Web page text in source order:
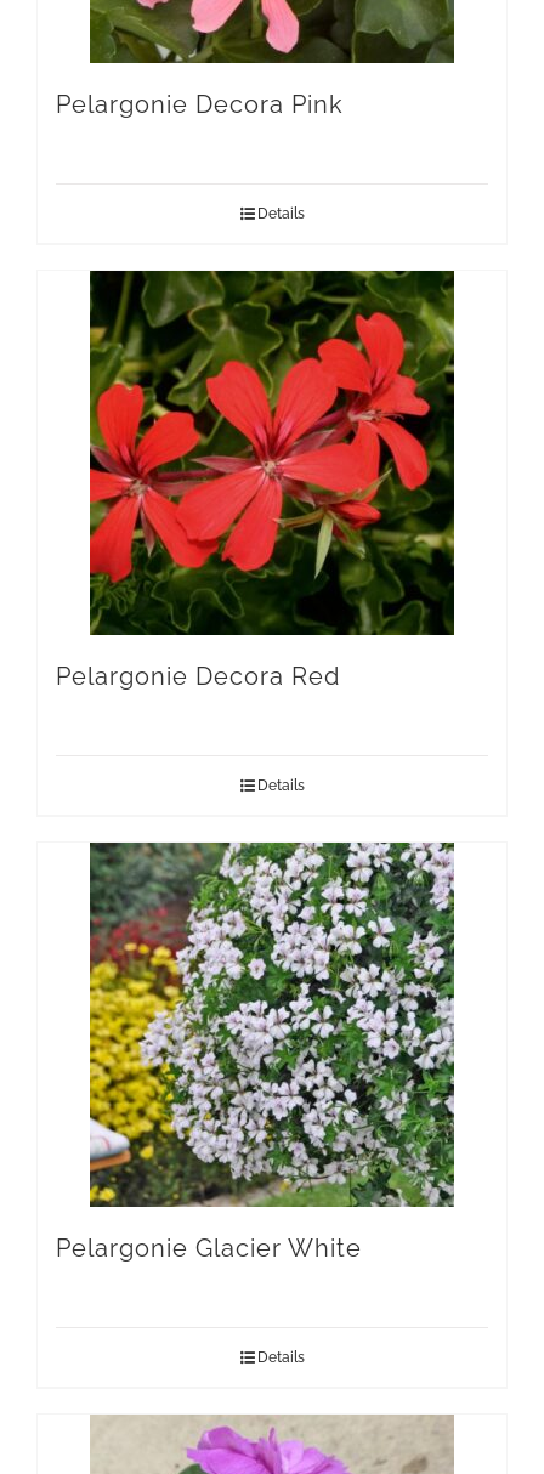
Pelargonie Decora Pink
Details
Pelargonie Decora Red
Details
Pelargonie Glacier White
Details